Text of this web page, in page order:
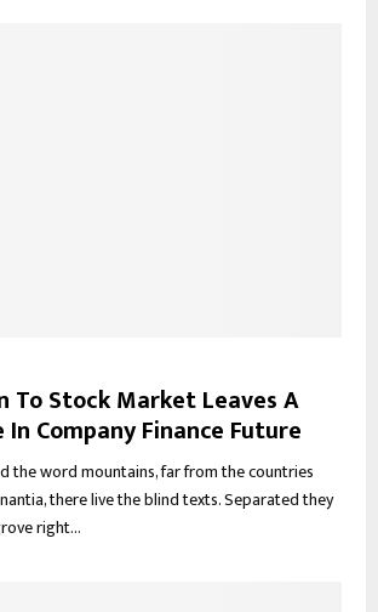
To Stock Market Leaves A
Company Finance Future
the word mountains, far from the countries
there live the blind texts. Separated they
right...